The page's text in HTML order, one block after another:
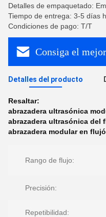
Detalles de empaquetado:
Tiempo de entrega: 3-5 días
Condiciones de pago: T/T
Consiga el
Detalles del producto
Resaltar:
abrazadera ultrasónica
abrazadera ultrasónica del
abrazadera modular en
Rango de flujo:
Precisión:
Repetibilidad: